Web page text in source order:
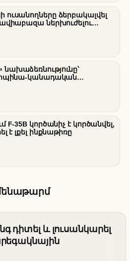
ձերբակալվել
ներխուժելու
կանադական
համար
F-35B կործանիչ է կործանվել,
է լքել ինքնաթիռը
դիտել և լուսանկարել